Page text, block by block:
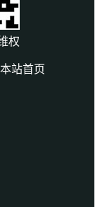
权
本站首页